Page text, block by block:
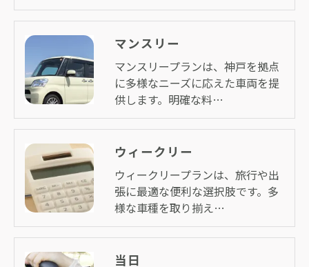
マンスリー
マンスリープランは、神戸を拠点
に多様なニーズに応えた車両を提
供します。明確な料…
ウィークリー
ウィークリープランは、旅行や出
張に最適な便利な選択肢です。多
様な車種を取り揃え…
当日